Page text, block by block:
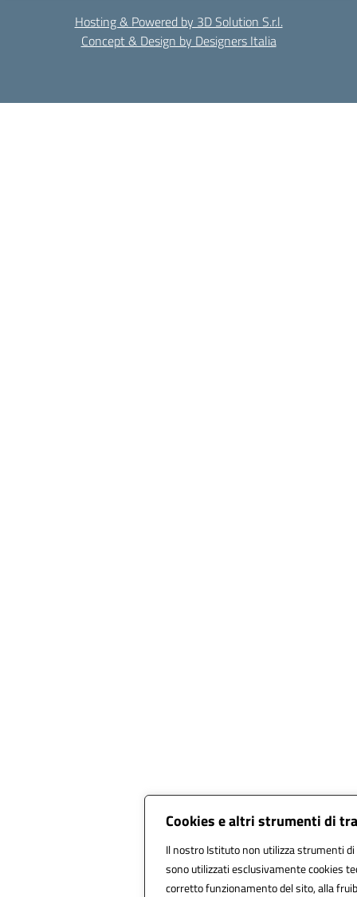
Cookies e altri strumenti di
Il nostro Istituto non utilizza strumenti
sono utilizzati esclusivamente cookies
corretto funzionamento del sito, alla
Hosting & Powered by 3D Solution S.r.l.
Concept & Design by Designers Italia